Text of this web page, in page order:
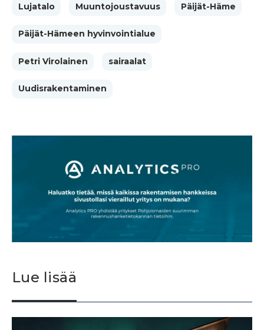
Lujatalo Muuntojoustavuus Päijät-Häme
Päijät-Hämeen hyvinvointialue
Petri Virolainen sairaalat
Uudisrakentaminen
Lue lisää